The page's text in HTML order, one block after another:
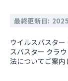
最終更新日:
ウイルスバスタ
スバスター クラ
法についてご案内